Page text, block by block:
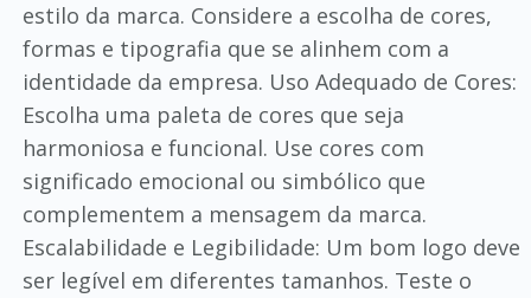
estilo da marca. Considere a escolha de cores,
formas e tipografia que se alinhem com a
identidade da empresa. Uso Adequado de Cores:
Escolha uma paleta de cores que seja
harmoniosa e funcional. Use cores com
significado emocional ou simbólico que
complementem a mensagem da marca.
Escalabilidade e Legibilidade: Um bom logo deve
ser legível em diferentes tamanhos. Teste o